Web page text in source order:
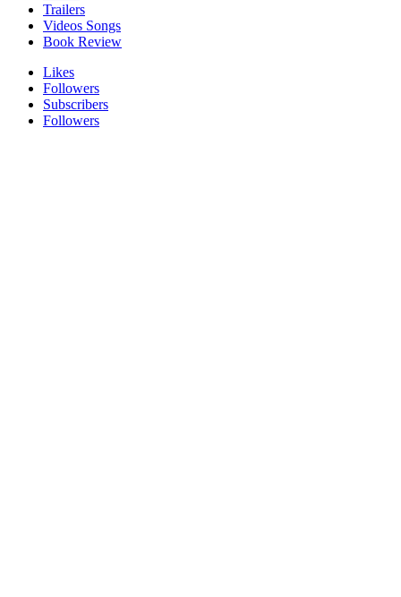
Trailers
Videos Songs
Book Review
Likes
Followers
Subscribers
Followers